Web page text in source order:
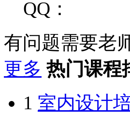
QQ：
有问题需要老
更多 热门课程
1 室内设计